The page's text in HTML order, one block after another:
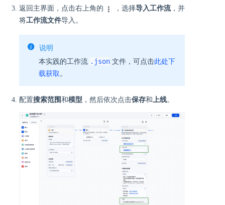
返回主界面，点击右上角的 ，选择导入工作流，并
将工作流文件导入。
说明
本实践的工作流 .json 文件，可点击此处下
载获取 。
配置搜索范围和模型 ，然后依次点击保存和 上线。